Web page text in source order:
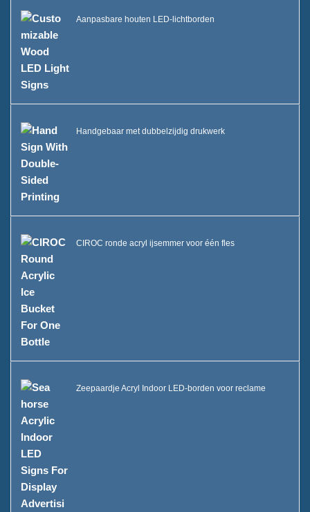
Aanpasbare houten LED-lichtborden
Handgebaar met dubbelzijdig drukwerk
CIROC ronde acryl ijsemmer voor één fles
Zeepaardje Acryl Indoor LED-borden voor reclame